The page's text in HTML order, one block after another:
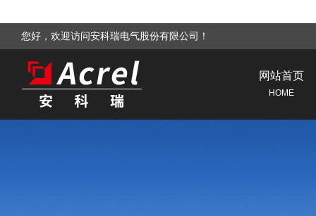
您好，欢迎访问安科瑞电气股份有限公司！
网站首页
HOME